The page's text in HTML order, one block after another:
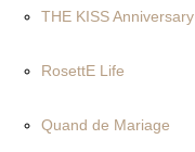
THE KISS Anniversary
RosettE Life
Quand de Mariage